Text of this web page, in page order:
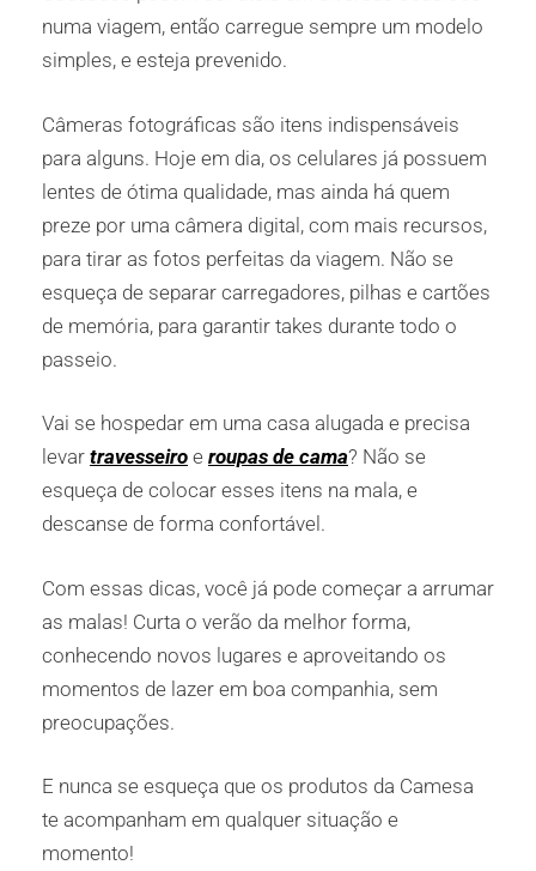
numa viagem, então carregue sempre um modelo
simples, e esteja prevenido.
Câmeras fotográficas são itens indispensáveis
para alguns. Hoje em dia, os celulares já possuem
lentes de ótima qualidade, mas ainda há quem
preze por uma câmera digital, com mais recursos,
para tirar as fotos perfeitas da viagem. Não se
esqueça de separar carregadores, pilhas e cartões
de memória, para garantir takes durante todo o
passeio.
Vai se hospedar em uma casa alugada e precisa
levar travesseiro e roupas de cama? Não se
esqueça de colocar esses itens na mala, e
descanse de forma confortável.
Com essas dicas, você já pode começar a arrumar
as malas! Curta o verão da melhor forma,
conhecendo novos lugares e aproveitando os
momentos de lazer em boa companhia, sem
preocupações.
E nunca se esqueça que os produtos da Camesa
te acompanham em qualquer situação e
momento!